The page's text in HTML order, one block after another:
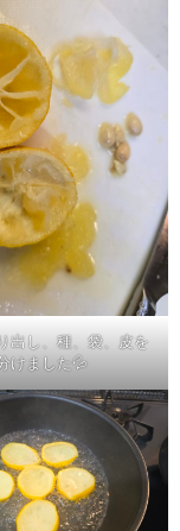
出し、種、袋、皮を
けました💦